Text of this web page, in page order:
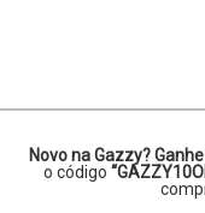
Novo na Gazzy?
o código